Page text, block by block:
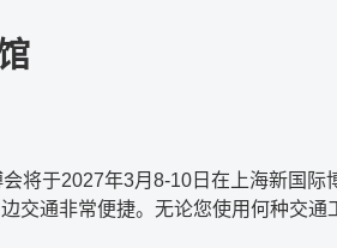
将于2027年3月8-10日在上海新国
交通非常便捷。无论您使用何种交通